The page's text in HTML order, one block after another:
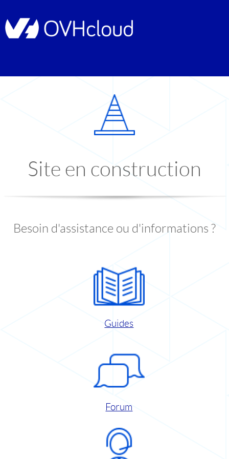
Site en construction
Besoin d'assistance ou d'informations ?
Guides
Forum